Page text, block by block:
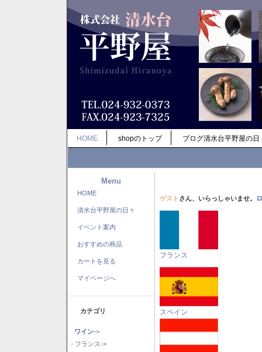
HOME shopのトップ ブログ清水台平野屋の日
Menu
HOME
清水台平野屋の日々
イベント案内
おすすめの商品
カートを見る
マイページへ
カテゴリ
ワイン->
- フランス->
ゲスト さん、いらっしゃいませ。
フランス
スペイン